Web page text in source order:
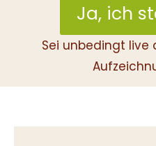
Ja, ich
Sei unbedingt live